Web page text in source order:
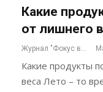
Какие
от лишнего
Журнал "Фокус внимания"
Какие продукты
веса Лето – то